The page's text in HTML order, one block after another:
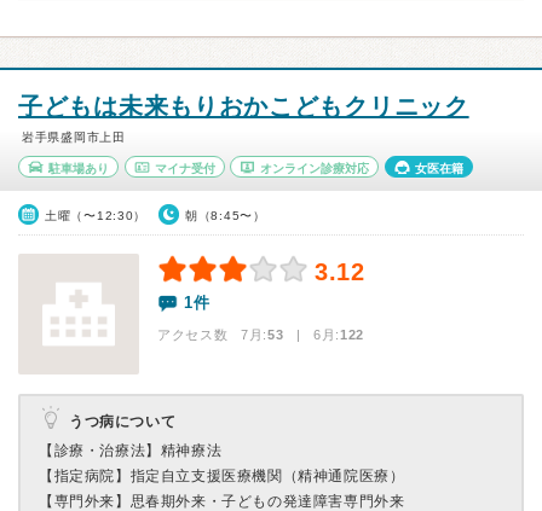
子どもは未来もりおかこどもクリニック
岩手県盛岡市上田
駐車場あり マイナ受付 オンライン診療対応 女医在籍
土曜（〜12:30） 朝（8:45〜）
3.12
1件
アクセス数 7月:53 | 6月:122
うつ病について
【診療・治療法】 精神療法
【指定病院】 指定自立支援医療機関（精神通院医療）
【専門外来】 思春期外来・子どもの発達障害専門外来